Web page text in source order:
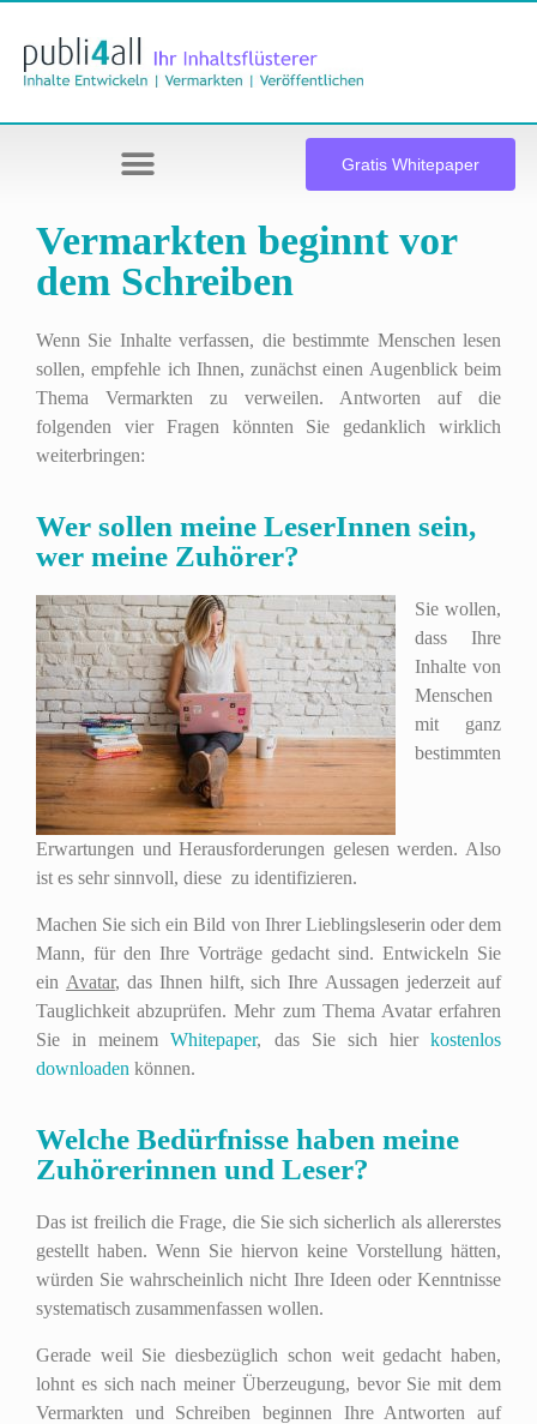
Gratis Whitepaper
Vermarkten beginnt vor
dem Schreiben
Wenn Sie Inhalte verfassen, die bestimmte Menschen lesen
sollen, empfehle ich Ihnen, zunächst einen Augenblick beim
Thema Vermarkten zu verweilen. Antworten auf die
folgenden vier Fragen könnten Sie gedanklich wirklich
weiterbringen:
Wer sollen meine LeserInnen sein,
wer meine Zuhörer?
Sie wollen,
dass Ihre
Inhalte von
Menschen
mit ganz
bestimmten
Erwartungen und Herausforderungen gelesen werden. Also
ist es sehr sinnvoll, diese zu identifizieren.
Machen Sie sich ein Bild von Ihrer Lieblingsleserin oder dem
Mann, für den Ihre Vorträge gedacht sind. Entwickeln Sie
ein Avatar, das Ihnen hilft, sich Ihre Aussagen jederzeit auf
Tauglichkeit abzuprüfen. Mehr zum Thema Avatar erfahren
Sie in meinemWhitepaper, das Sie sich hier kostenlos
downloaden können.
Welche Bedürfnisse haben meine
Zuhörerinnen und Leser?
Das ist freilich die Frage, die Sie sich sicherlich als allererstes
gestellt haben. Wenn Sie hiervon keine Vorstellung hätten,
würden Sie wahrscheinlich nicht Ihre Ideen oder Kenntnisse
systematisch zusammenfassen wollen.
Gerade weil Sie diesbezüglich schon weit gedacht haben,
lohnt es sich nach meiner Überzeugung, bevor Sie mit dem
Vermarkten und Schreiben beginnen Ihre Antworten auf